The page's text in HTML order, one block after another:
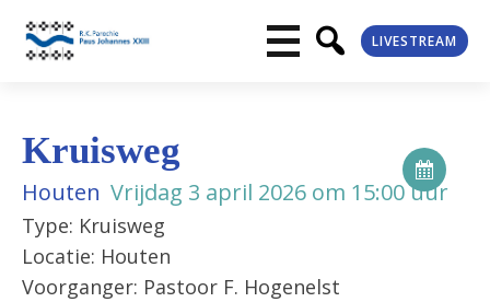
LIVESTREAM
Kruisweg
Houten Vrijdag 3 april 2026 om 15:00 uur
Type: Kruisweg
Locatie: Houten
Voorganger: Pastoor F. Hogenelst